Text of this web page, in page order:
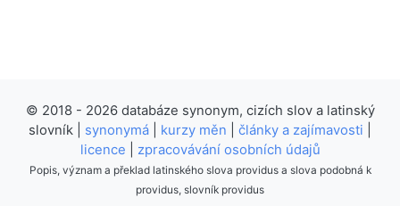
© 2018 - 2026 databáze synonym, cizích slov a latinský
slovník | synonymá kurzy měn články a zajímavosti
licence
zpracovávání osobních údajů
Popis, význam a překlad latinského slova providus a slova podobná k
providus, slovník providus